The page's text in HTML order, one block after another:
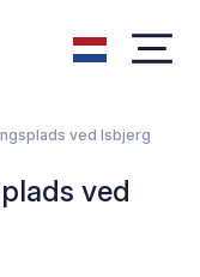
ved Isbjerg
ved